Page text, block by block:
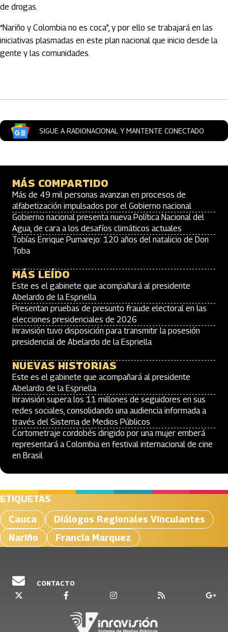
de drogas.
“Nariño y Colombia no es coca”, y por ello se trabajará en las
iniciativas plasmadas en este plan nacional que inicio desde la
gente y las comunidades.
SIGUE A RADIONACIONAL Y MANTENTE CONECTADO
MÁS COMPARTIDO
Más de 49 mil personas avanzan en procesos de
alfabetización impulsados por el Gobierno nacional
Gobierno nacional presenta nueva Política Nacional del
Agua, de cara a los desafíos climáticos actuales
Tobías Enrique Pumarejo: 120 años del natalicio de Don
Toba
MÁS LEÍDO
Este es el gabinete que acompañará al presidente
Abelardo de la Espriella
Presentan pruebas de presunto fraude electoral en las
elecciones presidenciales de 2026
Inravisión tuvo disposición para transmitir la posesión
presidencial de Abelardo de la Espriella
NUEVAS HISTORIAS
Este es el gabinete que acompañará al presidente
Abelardo de la Espriella
Inravisión supera los 11 millones de seguidores en sus
redes sociales, consolidando una audiencia informada a
través del Sistema de Medios Públicos
Cortometraje cordobés dirigido por una mujer emberá
representará a Colombia en festival internacional de cine
en Brasil
ETIQUETAS
Cauca
Diálogos Regionales Vinculantes
Nariño
Francia Marquez
CONTACTO